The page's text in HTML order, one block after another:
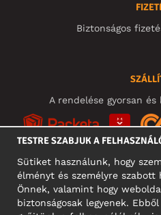
Biztonságos
A rendelése gyorsan
TESTRE SZABJUK A
Sütiket használunk, hogy
élményt és személyre
Önnek, valamint hogy
biztonságosak legyenek.